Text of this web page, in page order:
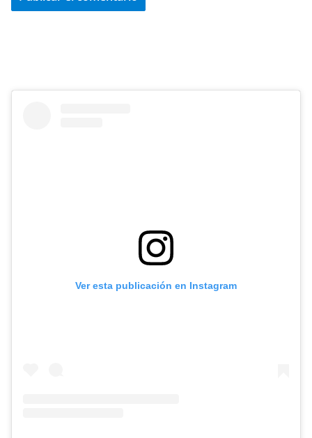
Ver esta publicación en Instagram